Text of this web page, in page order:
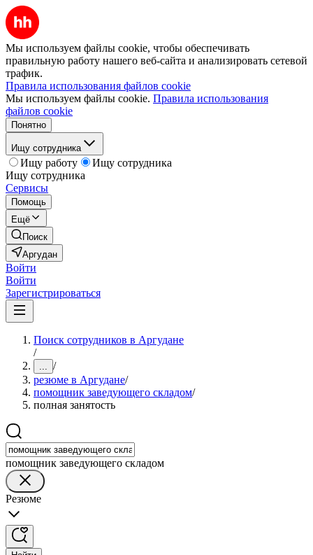
Мы используем файлы cookie, чтобы обеспечивать
правильную работу нашего веб-сайта и анализировать сетевой
трафик.
Правила использования файлов cookie
Мы используем файлы cookie. Правила использования
файлов cookie
Понятно
Ищу сотрудника
Ищу работу
Ищу сотрудника
Ищу сотрудника
Сервисы
Помощь
Ещё
Поиск
Аргудан
Войти
Войти
Зарегистрироваться
Поиск сотрудников в Аргудане
/
... /
резюме в Аргудане/
помощник заведующего складом/
полная занятость
помощник заведующего складом
Резюме